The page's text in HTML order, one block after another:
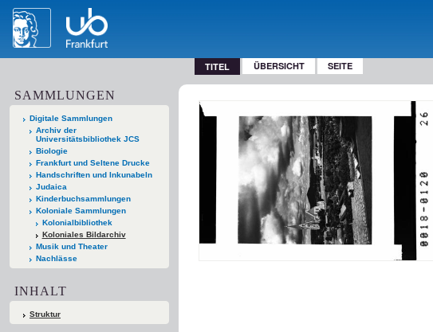
TITEL ÜBERSICHT SEITE
SAMMLUNGEN
Digitale Sammlungen
Archiv der
Universitätsbibliothek JCS
Biologie
Frankfurt und Seltene Drucke
Handschriften und Inkunabeln
Judaica
Kinderbuchsammlungen
Koloniale Sammlungen
Kolonialbibliothek
Koloniales Bildarchiv
Musik und Theater
Nachlässe
INHALT
Struktur